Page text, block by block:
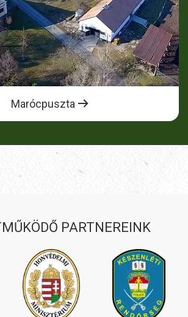
Marócpuszta
PARTNEREINK